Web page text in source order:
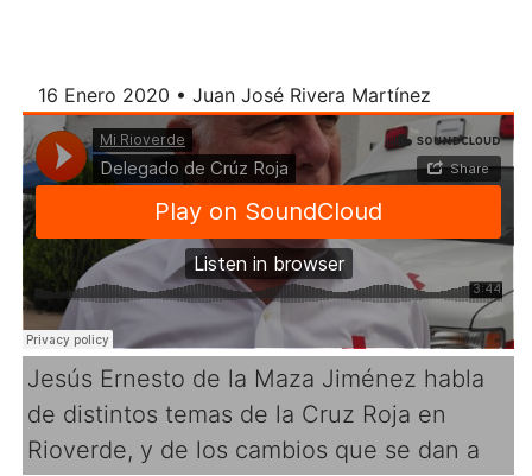
16 Enero 2020 • Juan José Rivera Martínez
Jesús Ernesto de la Maza Jiménez habla
de distintos temas de la Cruz Roja en
Rioverde, y de los cambios que se dan a